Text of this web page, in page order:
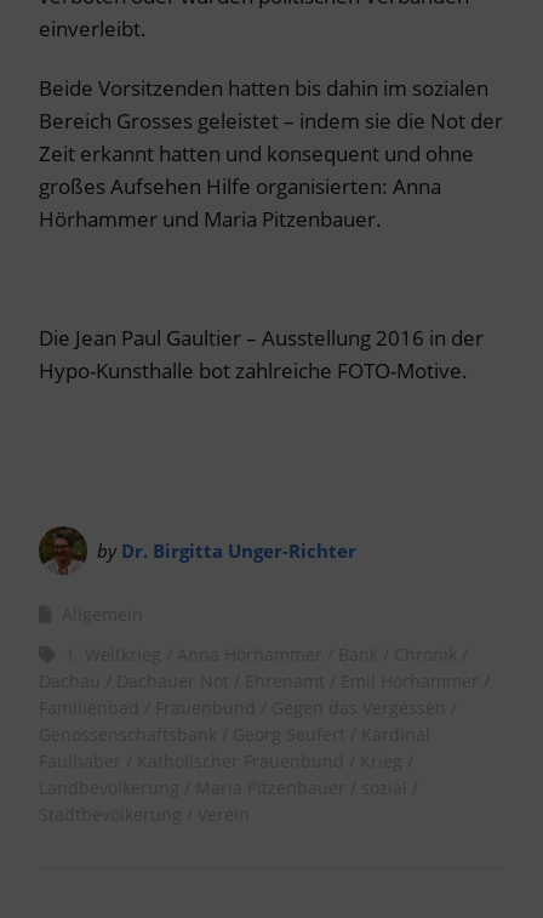
einverleibt.
Beide Vorsitzenden hatten bis dahin im sozialen
Bereich Grosses geleistet – indem sie die Not der
Zeit erkannt hatten und konsequent und ohne
großes Aufsehen Hilfe organisierten: Anna
Hörhammer und Maria Pitzenbauer.
Die Jean Paul Gaultier – Ausstellung 2016 in der
Hypo-Kunsthalle bot zahlreiche FOTO-Motive.
by Dr. Birgitta Unger-Richter